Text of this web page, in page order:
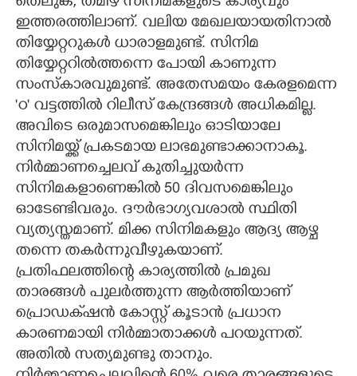
ഇത്തരത്തിലാണ്. വലിയ മേഖലയായതിനാൽ
തിയ്യേറ്ററുകൾ ധാരാളമുണ്ട്. സിനിമ
തിയ്യേറ്ററിൽത്തന്നെ പോയി കാണുന്ന
സംസ്കാരവുമുണ്ട്. അതേസമയം കേരളമെന്ന
'ഠ" വട്ടത്തിൽ റിലീസ് കേന്ദ്രങ്ങൾ അധികമില്ല.
അവിടെ ഒരുമാസമെങ്കിലും ഓടിയാലേ
സിനിമയ്ക്ക് പ്രകടമായ ലാഭമുണ്ടാക്കാനാകൂ.
നിർമ്മാണച്ചെലവ് കുതിച്ചുയർന്ന
സിനിമകളാണെങ്കിൽ 50 ദിവസമെങ്കിലും
ഓടേണ്ടിവരും. ദൗർഭാഗ്യവശാൽ സ്ഥിതി
വ്യത്യസ്തമാണ്. മിക്ക സിനിമകളും ആദ്യ ആഴ്ച
തന്നെ തകർന്നുവീഴുകയാണ്.
പ്രതിഫലത്തിന്റെ കാര്യത്തിൽ പ്രമുഖ
താരങ്ങൾ പുലർത്തുന്ന ആർത്തിയാണ്
പ്രൊഡക്‌ഷൻ കോസ്റ്റ് കൂടാൻ പ്രധാന
കാരണമായി നിർമ്മാതാക്കൾ പറയുന്നത്.
അതിൽ സത്യമുണ്ടു താനും.